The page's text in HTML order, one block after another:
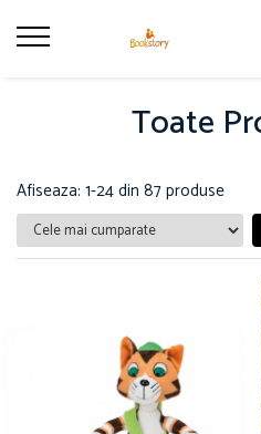
Carte adulți
Carte copii - raftul BookTruck
Pettson și Findus
Toate
Afiseaza: 1-24din 87produse